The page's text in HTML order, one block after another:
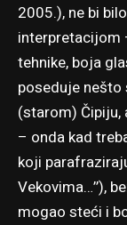
2005.), ne bi
interpretacijom
tehnike, boja
poseduje nešto
(starom)
– onda kad
koji parafraziraju
Vekovima…’’),
mogao steći i